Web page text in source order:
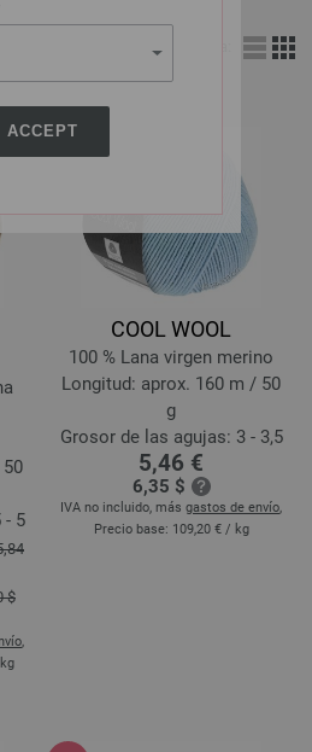
ACCEPT
- 5
$
,
COOL WOOL
100 % Lana virgen merino
Longitud: aprox. 160 m / 50
g
Grosor de las agujas: 3 - 3,5
5,46 €
6,35 $
IVA no incluido, más gastos de envío,
Precio base: 109,20 € / kg